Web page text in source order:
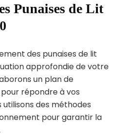
Punaises de Lit
des punaises de lit
approfondie de votre
un plan de
répondre à vos
utilisons des méthodes
pour garantir la